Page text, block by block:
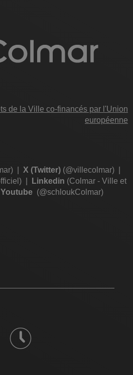
de la Ville co-financés par l'Union
européenne
| X (Twitter)(@villecolmar)|
Linkedin (Colmar - Ville et
Youtube (@schloukColmar)